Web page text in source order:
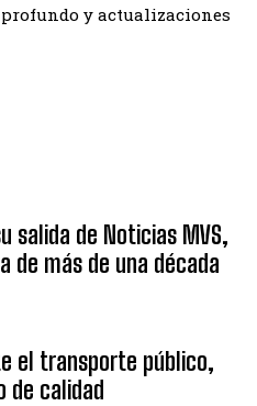
y actualizaciones
salida de Noticias MVS,
de más de una década
el transporte público,
de calidad